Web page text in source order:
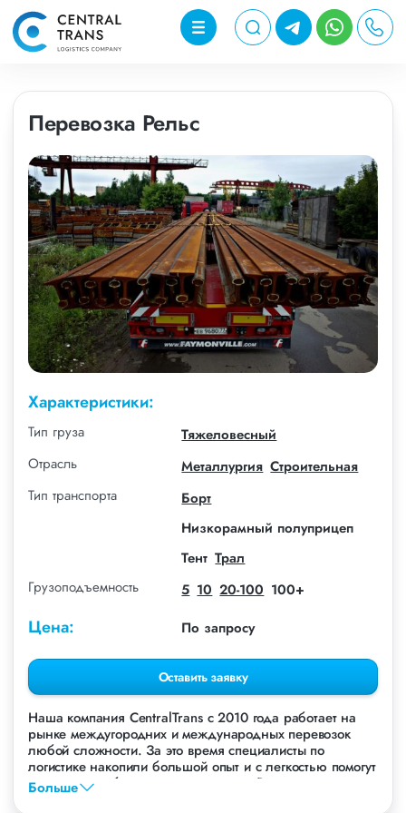
Перевозка Рельс
Характеристики:
Тип груза
Тяжеловесный
Отрасль
Металлургия Строительная
Тип транспорта
Борт
Низкорамный полуприцеп
Тент Трал
Грузоподъемность
5 10 20-100 100+
Цена: По запросу
Оставить заявку
Наша компания СentralTrans с 2010 года работает на
рынке междугородних и международных перевозок
любой сложности. За это время специалисты по
логистике накопили большой опыт и с легкостью помогут
перевезти любые грузы, в том числе Рельсы.
Больше